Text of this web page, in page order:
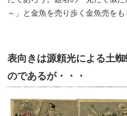
～」と金魚を売り歩く金魚売をも
表向きは源頼光による土
のであるが・・・